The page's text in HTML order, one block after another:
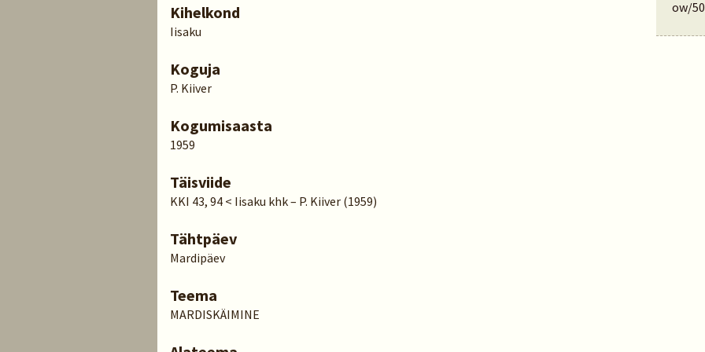
Kihelkond
Iisaku
Koguja
P. Kiiver
Kogumisaasta
1959
Täisviide
KKI 43, 94 < Iisaku khk – P. Kiiver (1959)
Tähtpäev
Mardipäev
Teema
MARDISKÄIMINE
ow/